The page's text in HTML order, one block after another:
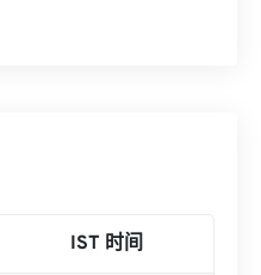
IST 时间